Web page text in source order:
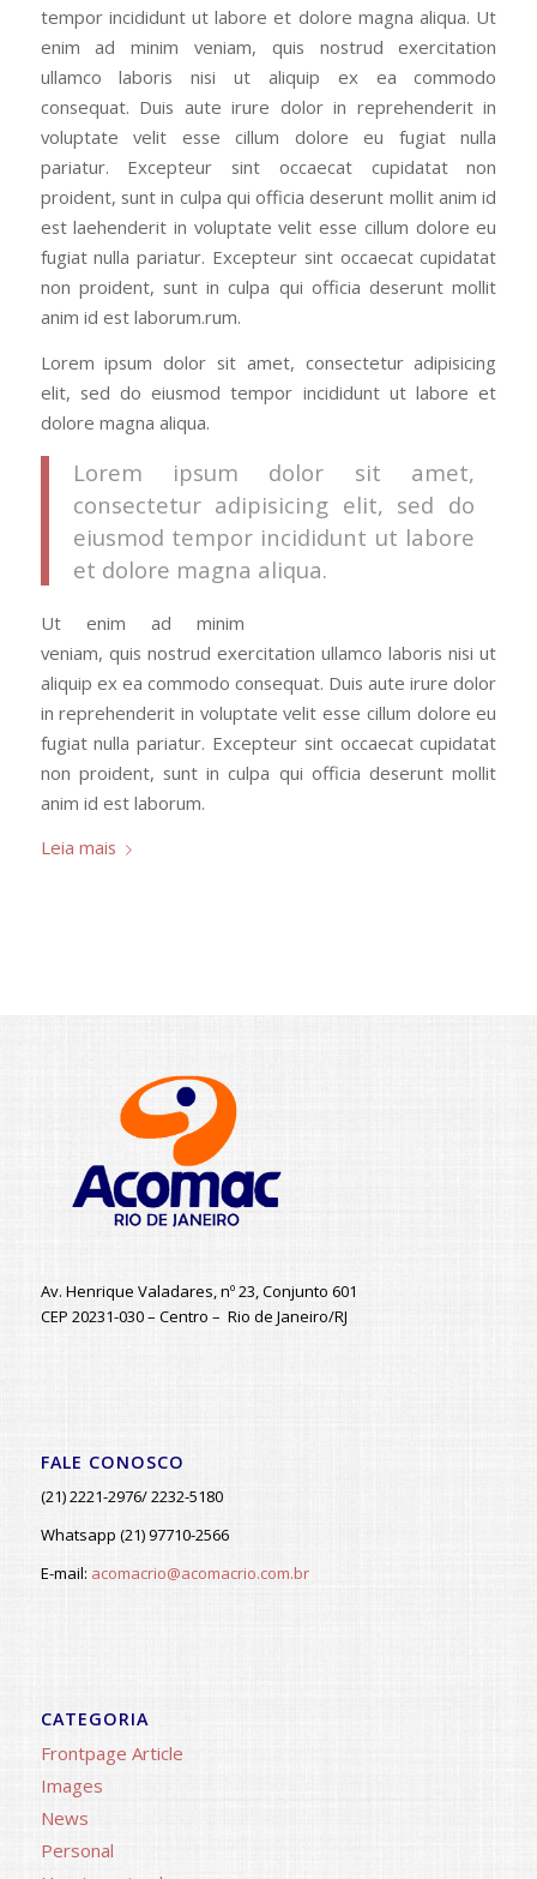
tempor incididunt ut labore et dolore magna aliqua. Ut
enim ad minim veniam, quis nostrud exercitation
ullamco laboris nisi ut aliquip ex ea commodo
consequat. Duis aute irure dolor in reprehenderit in
voluptate velit esse cillum dolore eu fugiat nulla
pariatur. Excepteur sint occaecat cupidatat non
proident, sunt in culpa qui officia deserunt mollit anim id
est laehenderit in voluptate velit esse cillum dolore eu
fugiat nulla pariatur. Excepteur sint occaecat cupidatat
non proident, sunt in culpa qui officia deserunt mollit
anim id est laborum.rum.
Lorem ipsum dolor sit amet, consectetur adipisicing
elit, sed do eiusmod tempor incididunt ut labore et
dolore magna aliqua.
Lorem ipsum dolor sit amet,
consectetur adipisicing elit, sed do
eiusmod tempor incididunt ut labore
et dolore magna aliqua.
Ut enim ad minim
veniam, quis nostrud exercitation ullamco laboris nisi ut
aliquip ex ea commodo consequat. Duis aute irure dolor
in reprehenderit in voluptate velit esse cillum dolore eu
fugiat nulla pariatur. Excepteur sint occaecat cupidatat
non proident, sunt in culpa qui officia deserunt mollit
anim id est laborum.
Leia mais
Av. Henrique Valadares, nº 23, Conjunto 601
CEP 20231-030 – Centro – Rio de Janeiro/RJ
FALE CONOSCO
(21) 2221-2976/ 2232-5180
Whatsapp (21) 97710-2566
E-mail: acomacrio@acomacrio.com.br
CATEGORIA
Frontpage Article
Images
News
Personal